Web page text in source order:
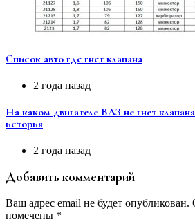
Список авто где гнет клапана
2 года назад
На каком двигателе ВАЗ не гнет
история
2 года назад
Добавить комментарий
Ваш адрес email не будет опубликован.
помечены *